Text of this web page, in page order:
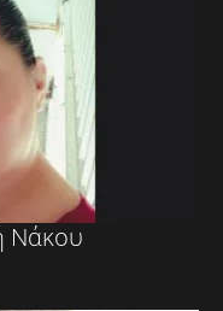
Νάκου